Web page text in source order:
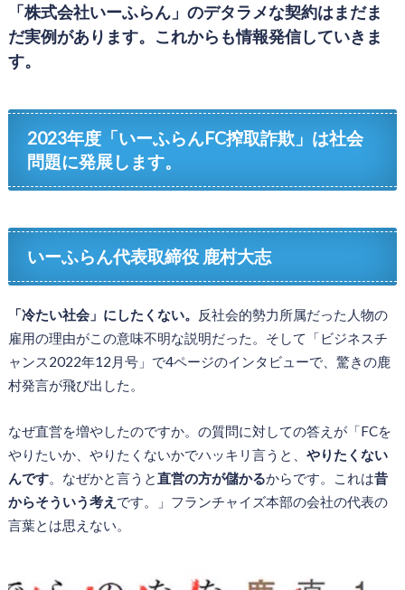
「株式会社いーふらん」のデタラメな契約はまだま
だ実例があります。これからも情報発信していきま
す。
2023年度「いーふらんFC搾取詐欺」は社会
問題に発展します。
いーふらん代表取締役 鹿村大志
「冷たい社会」にしたくない。
反社会的勢力所属だった人物の
雇用の理由がこの意味不明な説明だった。そして「ビジネスチ
ャンス2022年12月号」で4ページのインタビューで、驚きの鹿
村発言が飛び出した。
なぜ直営を増やしたのですか。の質問に対しての答えが「FCを
やりたいか、やりたくないかでハッキリ言うと、 やりたくない
んです。なぜかと言うと直営の方が儲かるからです。これは昔
からそういう考え です。」フランチャイズ本部の会社の代表の
言葉とは思えない。